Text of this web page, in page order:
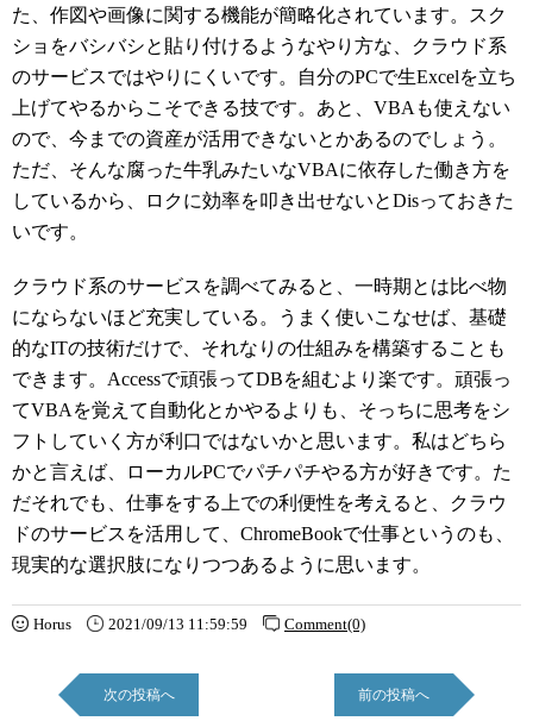
た、作図や画像に関する機能が簡略化されています。スク
ショをバシバシと貼り付けるようなやり方な、クラウド系
のサービスではやりにくいです。自分のPCで生Excelを立ち
上げてやるからこそできる技です。あと、VBAも使えない
ので、今までの資産が活用できないとかあるのでしょう。
ただ、そんな腐った牛乳みたいなVBAに依存した働き方を
しているから、ロクに効率を叩き出せないとDisっておきた
いです。
クラウド系のサービスを調べてみると、一時期とは比べ物
にならないほど充実している。うまく使いこなせば、基礎
的なITの技術だけで、それなりの仕組みを構築することも
できます。Accessで頑張ってDBを組むより楽です。頑張っ
てVBAを覚えて自動化とかやるよりも、そっちに思考をシ
フトしていく方が利口ではないかと思います。私はどちら
かと言えば、ローカルPCでパチパチやる方が好きです。た
だそれでも、仕事をする上での利便性を考えると、クラウ
ドのサービスを活用して、ChromeBookで仕事というのも、
現実的な選択肢になりつつあるように思います。
Horus 2021/09/13 11:59:59 Comment(0)
次の投稿へ 前の投稿へ